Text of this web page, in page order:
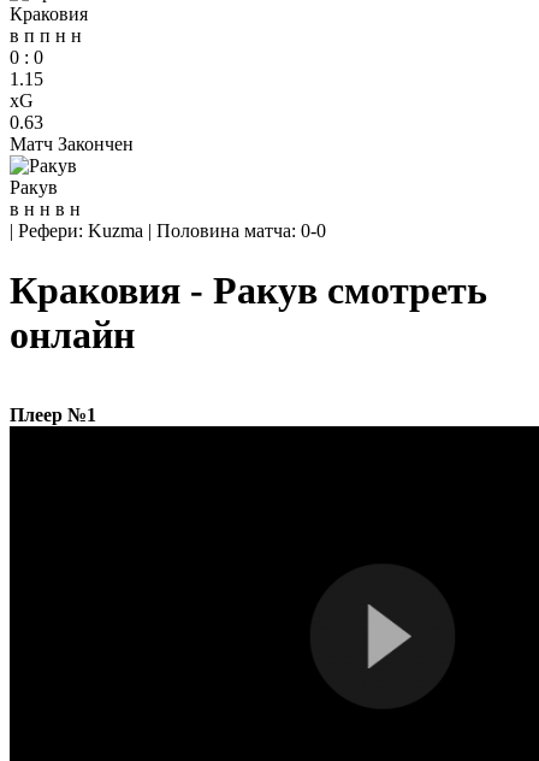
Краковия
в п п н н
0 : 0
1.15
xG
0.63
Матч Закончен
Ракув
в н н в н
| Рефери: Kuzma | Половина матча: 0-0
Краковия - Ракув смотреть
онлайн
Плеер №1